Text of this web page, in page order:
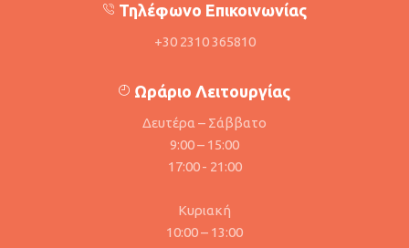
Τηλέφωνο Επικοινωνίας
+30 2310 365810
Ωράριο Λειτουργίας
Δευτέρα – Σάββατο
9:00 – 15:00
17:00 - 21:00
Κυριακή
10:00 – 13:00